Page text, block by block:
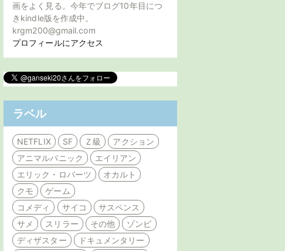
画をよく見る。今年でブログ10年目につ
きkindle版を作成中。
krgm200@gmail.com
プロフィールにアクセス
ラベル
NETFLIX SF Ｚ級
アクション
アニマルパニック
エイリアン
エリック・ロバーツ
オカルト
クモ
ゲーム
コメディ
サイコ
サスペンス
サメ
スリラー その他
ゾンビ
ディザスター
ドキュメンタリー